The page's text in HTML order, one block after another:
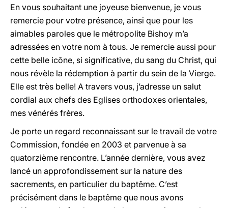
En vous souhaitant une joyeuse bienvenue, je vous
remercie pour votre présence, ainsi que pour les
aimables paroles que le métropolite Bishoy m’a
adressées en votre nom à tous. Je remercie aussi pour
cette belle icône, si significative, du sang du Christ, qui
nous révèle la rédemption à partir du sein de la Vierge.
Elle est très belle! A travers vous, j’adresse un salut
cordial aux chefs des Eglises orthodoxes orientales,
mes vénérés frères.
Je porte un regard reconnaissant sur le travail de votre
Commission, fondée en 2003 et parvenue à sa
quatorzième rencontre. L’année dernière, vous avez
lancé un approfondissement sur la nature des
sacrements, en particulier du baptême. C’est
précisément dans le baptême que nous avons